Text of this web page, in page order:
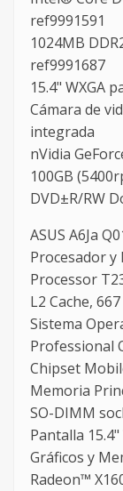
ref9991591
1024MB
ref9991687
15.4" WXGA
Cámara de
integrada
nVidia
100GB
DVD±R/RW
ASUS A6Ja
Procesador
Processor
L2 Cache,
Sistema
Professional
Chipset
Memoria
SO-DIMM
Pantalla
Gráficos y
Radeon™